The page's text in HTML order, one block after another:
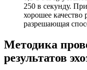
250 в секунду.
хорошее качество
разрешающая
Методика
результатов